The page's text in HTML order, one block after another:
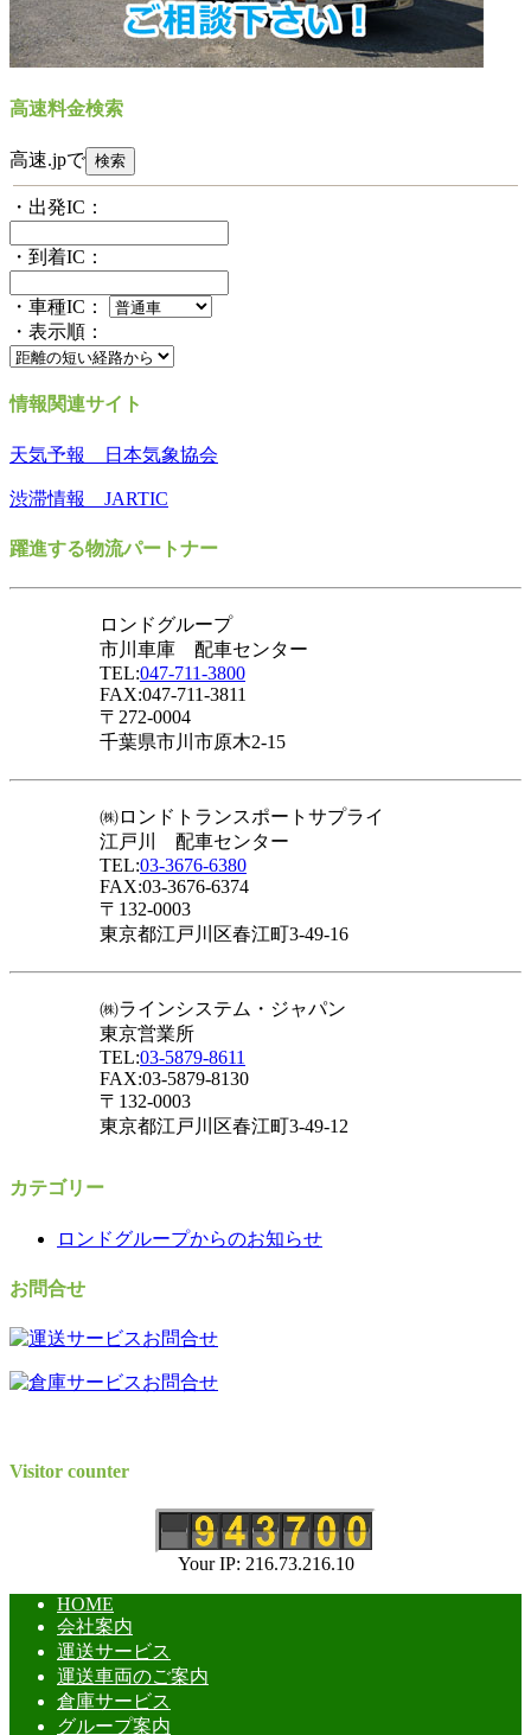
高速料金検索
高速.jpで
・出発IC：
・到着IC：
・車種IC：
・表示順：
情報関連サイト
天気予報 日本気象協会
渋滞情報 JARTIC
躍進する物流パートナー
ロンドグループ
市川車庫 配車センター
TEL:047-711-3800
FAX:047-711-3811
〒272-0004
千葉県市川市原木2-15
㈱ロンドトランスポートサプライ
江戸川 配車センター
TEL:03-3676-6380
FAX:03-3676-6374
〒132-0003
東京都江戸川区春江町3-49-16
㈱ラインシステム・ジャパン
東京営業所
TEL:03-5879-8611
FAX:03-5879-8130
〒132-0003
東京都江戸川区春江町3-49-12
カテゴリー
ロンドグループからのお知らせ
お問合せ
Visitor counter
Your IP: 216.73.216.10
HOME
会社案内
運送サービス
運送車両のご案内
倉庫サービス
グループ案内